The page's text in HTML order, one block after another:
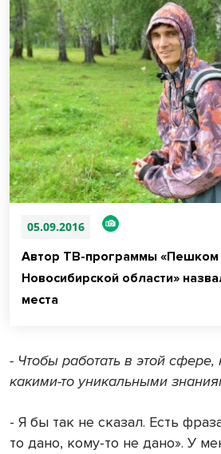
05.09.2016
Автор ТВ-программы «Пешком
Новосибирской области»
места
- Чтобы работать в этой сфере,
какими-то уникальными
- Я бы так не сказал. Есть
то дано, кому-то не дано». У